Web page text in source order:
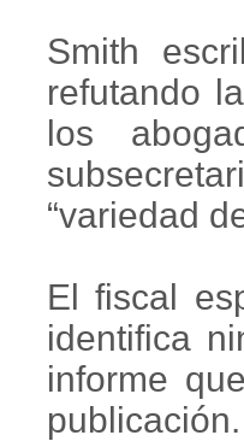
Smith
refutando
los
“variedad
El fiscal
identifica
informe
publicación.